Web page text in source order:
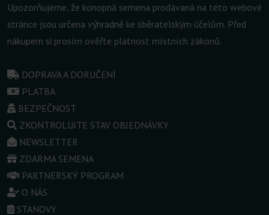
Upozorňujeme, že konopná semena prodávaná na této webové
stránce jsou určena výhradně ke sběratelským účelům. Před
nákupem si prosím ověřte platnost místních zákonů.
DOPRAVA A DORUČENÍ
PLATBA
BEZPEČNOST
ZKONTROLUJTE STAV OBJEDNÁVKY
NEWSLETTER
ZDARMA SEMENA
PARTNERSKÝ PROGRAM
O NÁS
STANOVY